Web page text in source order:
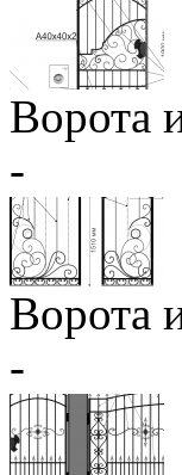
Ворота
-
Ворота
-